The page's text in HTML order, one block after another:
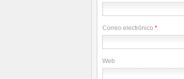
Correo electrónico *
Web